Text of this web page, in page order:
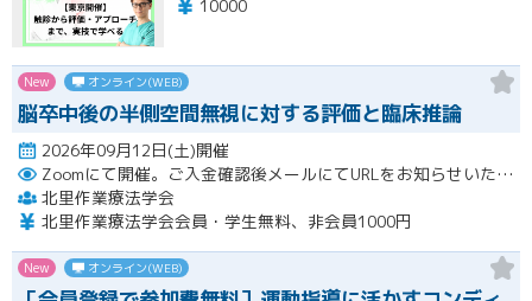
10000
New オンライン(WEB)
脳卒中後の半側空間無視に対する評価と臨床推論
2026年09月12日(土)開催
Zoomにて開催。ご入金確認後メールにてURLをお知らせいたします。
北里作業療法学会
北里作業療法学会会員・学生無料、非会員1000円
New オンライン(WEB)